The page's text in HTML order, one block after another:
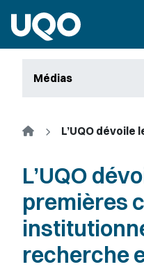
Médias
Accueil
L’UQO
premières
recherche